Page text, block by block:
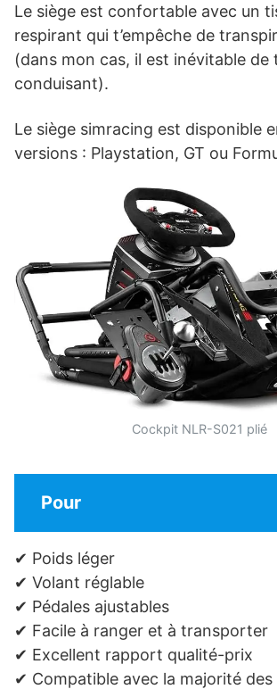
Le siège est confortable avec un
respirant qui t’empêche de
(dans mon cas, il est inévitable de
conduisant).
Le siège simracing est disponible
versions : Playstation, GT ou
Cockpit NLR-S021 plié
Pour
✔ Poids léger
✔ Volant réglable
✔ Pédales ajustables
✔ Facile à ranger et à transporter
✔ Excellent rapport qualité-prix
✔ Compatible avec la majorité des